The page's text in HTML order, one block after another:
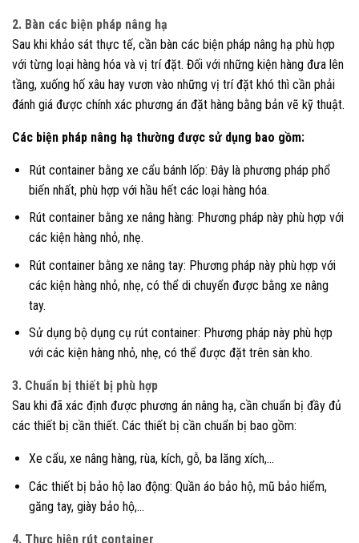
2. Bàn các biện pháp nâng hạ
Sau khi khảo sát thực tế, cần bàn các biện pháp nâng hạ phù hợp
với từng loại hàng hóa và vị trí đặt. Đối với những kiện hàng đưa lên
tầng, xuống hố xâu hay vươn vào những vị trí đặt khó thì cần phải
đánh giá được chính xác phương án đặt hàng bằng bản vẽ kỹ thuật.
Các biện pháp nâng hạ thường được sử dụng bao gồm:
Rút container bằng xe cẩu bánh lốp: Đây là phương pháp phổ
biến nhất, phù hợp với hầu hết các loại hàng hóa.
Rút container bằng xe nâng hàng: Phương pháp này phù hợp với
các kiện hàng nhỏ, nhẹ.
Rút container bằng xe nâng tay: Phương pháp này phù hợp với
các kiện hàng nhỏ, nhẹ, có thể di chuyển được bằng xe nâng
tay.
Sử dụng bộ dụng cụ rút container: Phương pháp này phù hợp
với các kiện hàng nhỏ, nhẹ, có thể được đặt trên sàn kho.
3. Chuẩn bị thiết bị phù hợp
Sau khi đã xác định được phương án nâng hạ, cần chuẩn bị đầy đủ
các thiết bị cần thiết. Các thiết bị cần chuẩn bị bao gồm:
Xe cẩu, xe nâng hàng, rùa, kích, gỗ, ba lăng xích,…
Các thiết bị bảo hộ lao động: Quần áo bảo hộ, mũ bảo hiểm,
găng tay, giày bảo hộ,…
4. Thực hiện rút container